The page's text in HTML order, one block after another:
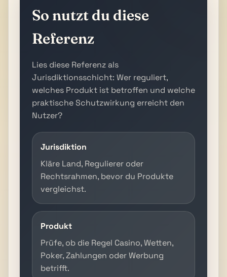
So nutzt du diese
Referenz
Lies diese Referenz als
Jurisdiktionsschicht: Wer reguliert,
welches Produkt ist betroffen und welche
praktische Schutzwirkung erreicht den
Nutzer?
Jurisdiktion
Kläre Land, Regulierer oder
Rechtsrahmen, bevor du Produkte
vergleichst.
Produkt
Prüfe, ob die Regel Casino, Wetten,
Poker, Zahlungen oder Werbung
betrifft.